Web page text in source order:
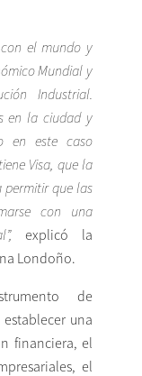
el mundo y
Mundial y
Industrial.
en la ciudad y
en este caso
Visa, que la
permitir que las
con una
explicó la
Londoño.
de
una
financiera, el
el